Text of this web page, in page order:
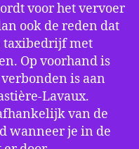
voor het vervoer
ook de reden dat
taxibedrijf met
Op voorhand is
is aan
Lavaux.
van de
wanneer je in de